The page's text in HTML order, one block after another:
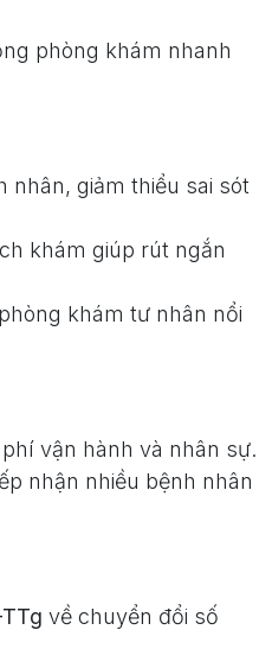
phòng khám nhanh
nhân, giảm thiểu sai sót
khám giúp rút ngắn
khám tư nhân nổi
vận hành và nhân sự.
nhận nhiều bệnh nhân
về chuyển đổi số